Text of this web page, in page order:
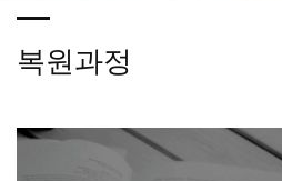
복원과정